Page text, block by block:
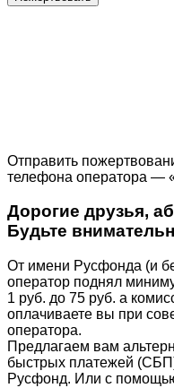
Отправить
телефона оператора —
Дорогие друзья,
Будьте
От имени Русфонда (и
оператор поднял
1 руб. до 75 руб. а
оплачиваете вы при
оператора.
Предлагаем вам
быстрых платежей
Русфонд. Или с